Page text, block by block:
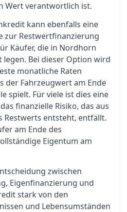
Wert verantwortlich ist.
kann ebenfalls eine
zur Restwertfinanzierung
Käufer, die in Nordhorn
Bei dieser Option wird
monatliche Raten
der Fahrzeugwert am Ende
spielt. Für viele ist dies eine
finanzielle Risiko, das aus
Restwerts entsteht, entfällt.
am Ende des
Eigentum am
zwischen
Eigenfinanzierung und
stark von den
und Lebensumständen